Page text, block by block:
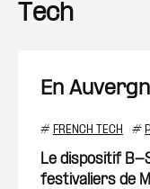
Tech
En
# FRENCH TECH #
Le dispositif B-
festivaliers de